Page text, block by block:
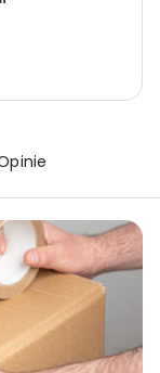
50